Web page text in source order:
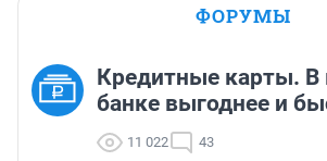
ФОРУМЫ
Кредитные карты. В
банке выгоднее и
11 022 43